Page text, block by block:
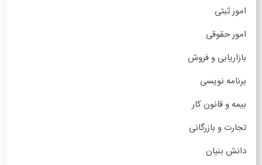
امور ثبتی
امور حقوقی
بازاریابی و فروش
برنامه نویسی
بیمه و قانون کار
تجارت و بازرگانی
دانش بنیان